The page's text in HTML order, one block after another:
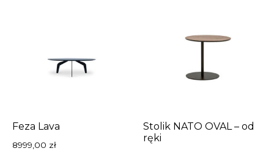
Feza Lava
8999,00 zł
Stolik NATO OVAL – od
ręki